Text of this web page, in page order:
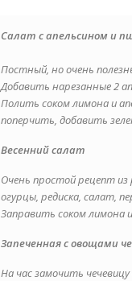
Салат с апельсином и
Постный, но очень
Добавить нарезанные 2
Полить соком лимона и
поперчить, добавить
Весенний салат
Очень простой рецепт из
огурцы, редиска, салат,
Заправить соком лимона
Запеченная с овощами
На час замочить